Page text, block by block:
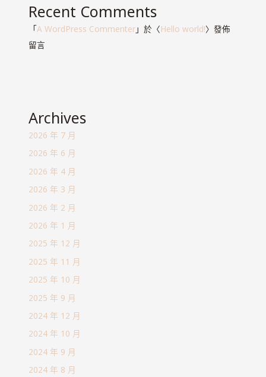
Recent Comments
「A WordPress Commenter」於〈Hello world!〉發佈
留言
Archives
2026 年 7 月
2026 年 6 月
2026 年 4 月
2026 年 3 月
2026 年 2 月
2026 年 1 月
2025 年 12 月
2025 年 11 月
2025 年 10 月
2025 年 9 月
2024 年 12 月
2024 年 10 月
2024 年 9 月
2024 年 8 月